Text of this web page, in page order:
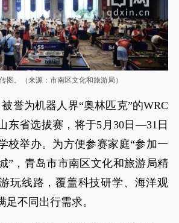
图。（来源：市南区文化和旅游局）
誉为机器人界“奥林匹克”的WRC
东省选拔赛，将于5月30日—31日
校举办。为方便参赛家庭“参加一
”，青岛市市南区文化和旅游局精
玩线路，覆盖科技研学、海洋观
不同出行需求。